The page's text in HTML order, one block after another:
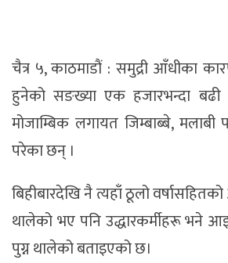
चैत्र ५, काठमाडाैं : समुद्री आँधीका
हुनेको सङख्या एक हजारभन्दा
मोजाम्बिक लगायत जिम्बाब्बे, मलाबी
परेका छन् ।
बिहीबारदेखि नै त्यहाँ ठूलो
थालेको भए पनि उद्धारकर्मीहरू भने
पुग्न थालेको बताइएको छ।